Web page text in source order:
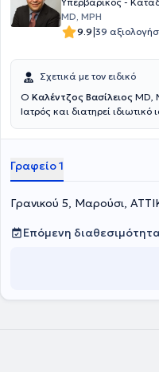
MD, MPH
9.9|39
Σχετικά με τον ειδικό
Ο Καλέντζος Βασίλειος MD,
Ιατρός και διατηρεί
Ιατρικής του Ναυτικού
Ιατρική Σχολή του
ανήκοντας στις τάξεις του
ειδικότητά του κατόπιν
Νοσοκομείο Αθηνών και στο
Ninewells Hospital της
τίτλο σπουδών (MPH) στη
Είναι οργανωτής του
Γραφείο 1
Γρανικού 5, Μαρούσι,
Επόμενη